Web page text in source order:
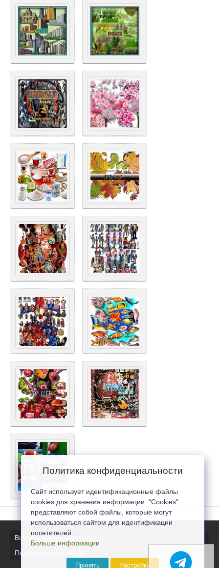
Все последние новости
Полная версия сайта
Политика конфиденциальности
Сайт использует идентификационные файлы
cookies для хранения информации. "Cookies"
представляют собой файлы, которые могут
использоваться сайтом для идентификации
посетителей...
Больше информации
Принять Настройка